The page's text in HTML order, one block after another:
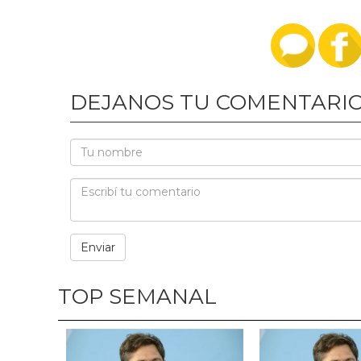
DEJANOS TU
TOP SEMANAL